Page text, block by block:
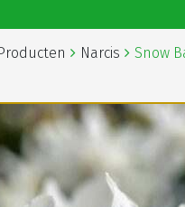
Narcis Snow